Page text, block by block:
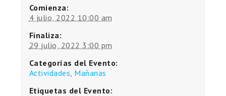
Comienza:
4 julio, 2022 10:00 am
Finaliza:
29 julio, 2022 3:00 pm
Categorías del Evento:
Actividades, Mañanas
Etiquetas del Evento: